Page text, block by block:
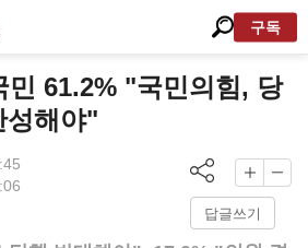
구독
61.2% "국민의힘, 당
성해야"
답글쓰기